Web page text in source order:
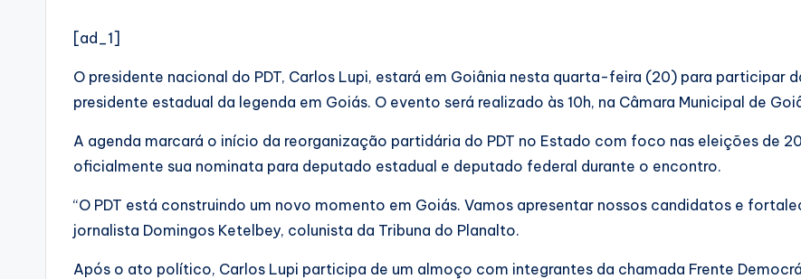
[ad_1]
O presidente nacional do PDT, Carlos Lupi, estará em Goiânia nesta quarta-feira (20) para participar
presidente estadual da legenda em Goiás. O evento será realizado às 10h, na Câmara Municipal de
A agenda marcará o início da reorganização partidária do PDT no Estado com foco nas eleições de
oficialmente sua nominata para deputado estadual e deputado federal durante o encontro.
“O PDT está construindo um novo momento em Goiás. Vamos apresentar nossos candidatos e
jornalista Domingos Ketelbey, colunista da Tribuna do Planalto.
Após o ato político, Carlos Lupi participa de um almoço com integrantes da chamada Frente